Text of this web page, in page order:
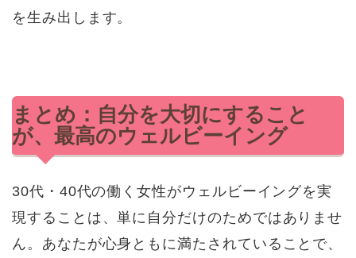
を生み出します。
まとめ：自分を大切にすること
が、最高のウェルビーイング
30代・40代の働く女性がウェルビーイングを実
現することは、単に自分だけのためではありませ
ん。あなたが心身ともに満たされていることで、